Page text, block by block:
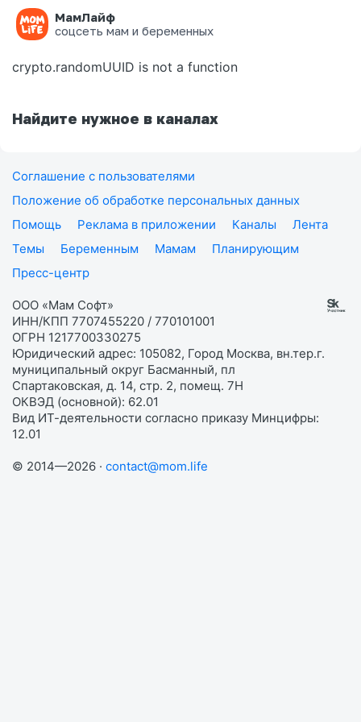
МамЛайф
соцсеть мам и беременных
Ошибка на странице
crypto.randomUUID is not a function
Найдите нужное в каналах
Соглашение с пользователями
Положение об обработке персональных данных
Помощь
Реклама в приложении Каналы
Лента
Темы
Беременным Мамам
Планирующим
Пресс-центр
ООО «Мам Софт»
ИНН/КПП 7707455220 / 770101001
ОГРН 1217700330275
Юридический адрес: 105082, Город Москва, вн.тер.г.
муниципальный округ Басманный, пл
Спартаковская, д. 14, стр. 2, помещ. 7Н
ОКВЭД (основной): 62.01
Вид ИТ-деятельности согласно приказу Минцифры:
12.01
© 2014—2026 · contact@mom.life